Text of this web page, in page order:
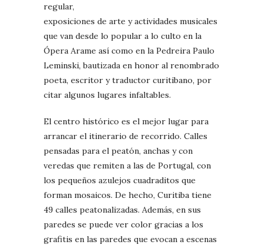
regular,
exposiciones de arte y actividades musicales
que van desde lo popular a lo culto en la
Ópera Arame así como en la Pedreira Paulo
Leminski, bautizada en honor al renombrado
poeta, escritor y traductor curitibano, por
citar algunos lugares infaltables.
El centro histórico es el mejor lugar para
arrancar el itinerario de recorrido. Calles
pensadas para el peatón, anchas y con
veredas que remiten a las de Portugal, con
los pequeños azulejos cuadraditos que
forman mosaicos. De hecho, Curitiba tiene
49 calles peatonalizadas. Además, en sus
paredes se puede ver color gracias a los
grafitis en las paredes que evocan a escenas